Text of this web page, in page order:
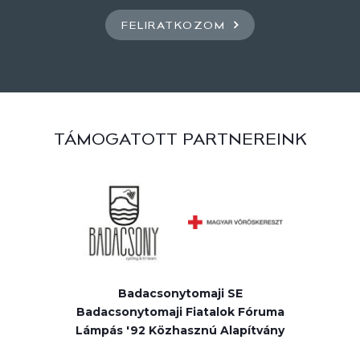
FELIRATKOZOM
TÁMOGATOTT PARTNEREINK
Badacsonytomaji SE
Badacsonytomaji Fiatalok Fóruma
Lámpás '92 Közhasznú Alapítvány